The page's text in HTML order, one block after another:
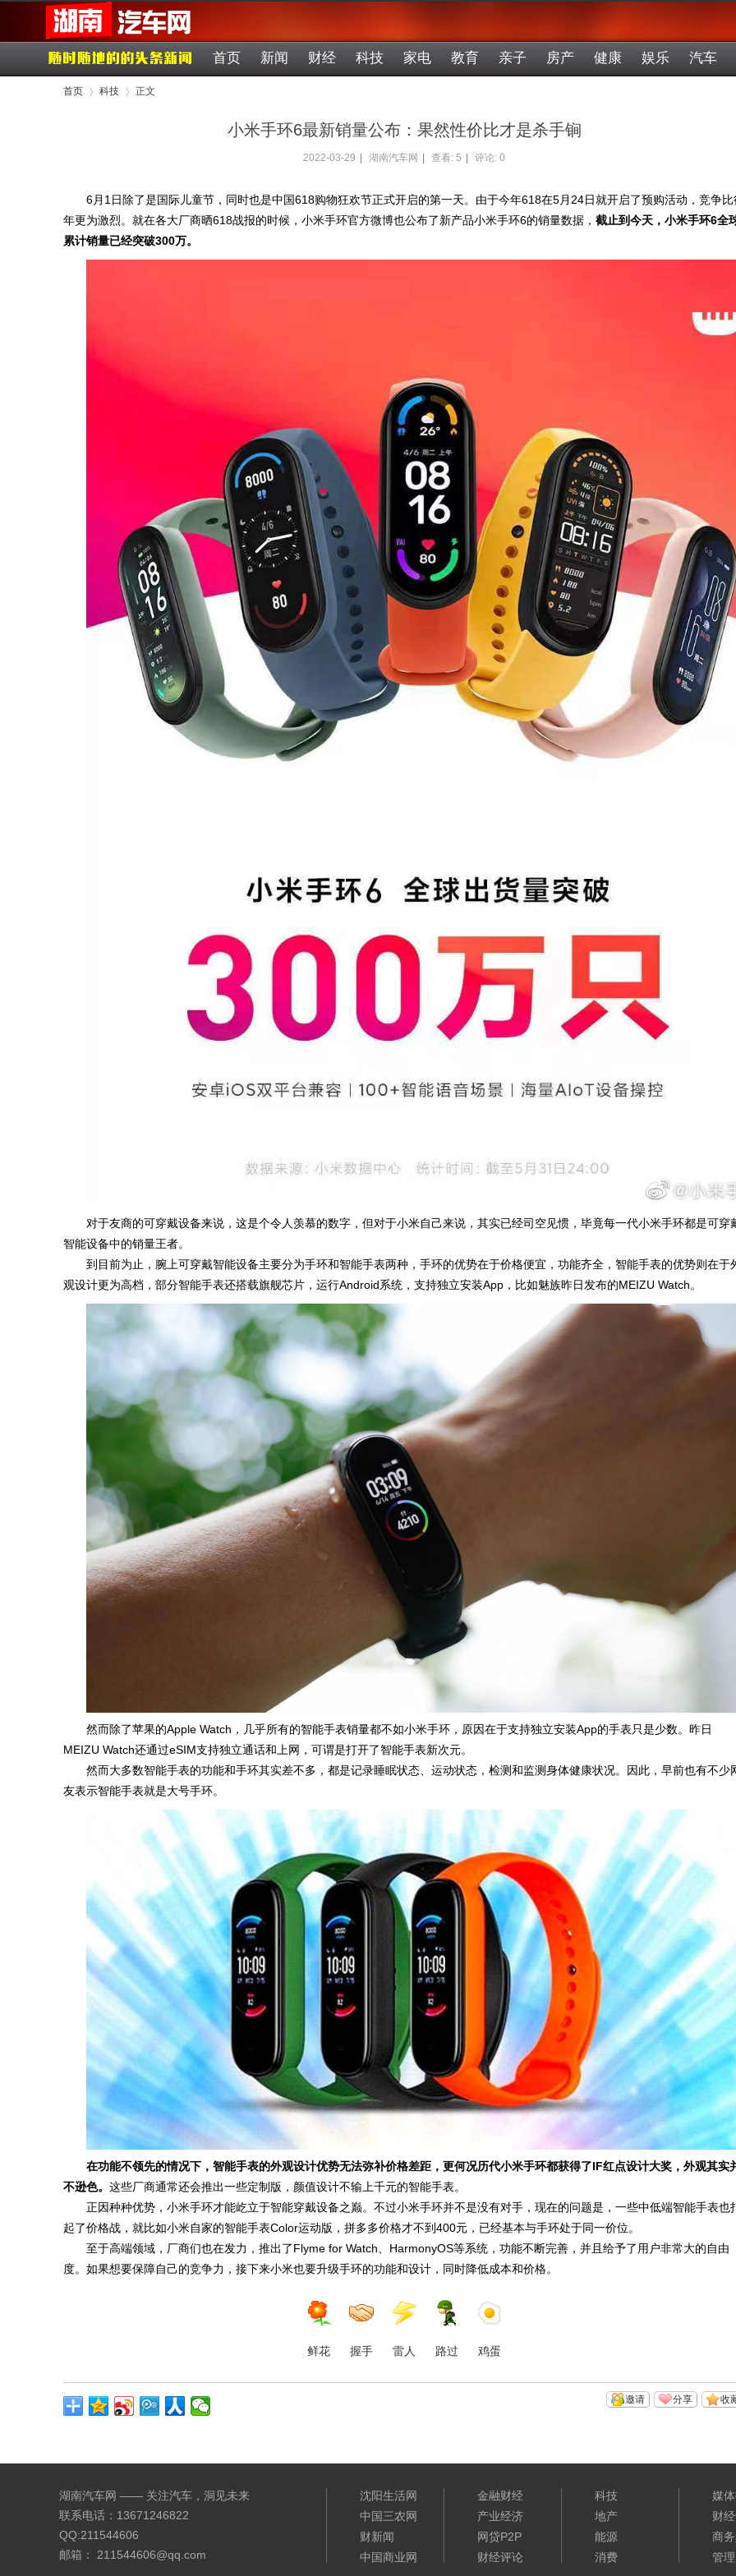
首页 新闻 财经 科技 家电 教育 亲子 房产 健康 娱乐 汽车
首页 科技 正文
小米手环6最新销量公布：果然性价比才是杀手锏
2022-03-29 湖南汽车网 查看: 5 评论: 0
6月1日除了是国际儿童节，同时也是中国618购物狂欢节正式开启的第一天。由于今年618在5月24日就开启了预购活动，竞争比
年更为激烈。就在各大厂商晒618战报的时候，小米手环官方微博也公布了新产品小米手环6的销量数据， 截止到今天，小米手环6全
累计销量已经突破300万。
对于友商的可穿戴设备来说，这是个令人羡慕的数字，但对于小米自己来说，其实已经司空见惯，毕竟每一代小米手环都是可穿
智能设备中的销量王者。
到目前为止，腕上可穿戴智能设备主要分为手环和智能手表两种，手环的优势在于价格便宜，功能齐全，智能手表的优势则在于
观设计更为高档，部分智能手表还搭载旗舰芯片，运行Android系统，支持独立安装App，比如魅族昨日发布的MEIZU Watch。
然而除了苹果的Apple Watch，几乎所有的智能手表销量都不如小米手环，原因在于支持独立安装App的手表只是少数。昨日
MEIZU Watch还通过eSIM支持独立通话和上网，可谓是打开了智能手表新次元。
然而大多数智能手表的功能和手环其实差不多，都是记录睡眠状态、运动状态，检测和监测身体健康状况。因此，早前也有不少
友表示智能手表就是大号手环。
在功能不领先的情况下，智能手表的外观设计优势无法弥补价格差距，更何况历代小米手环都获得了IF红点设计大奖，外观其实
不逊色。 这些厂商通常还会推出一些定制版，颜值设计不输上千元的智能手表。
正因种种优势，小米手环才能屹立于智能穿戴设备之巅。不过小米手环并不是没有对手，现在的问题是，一些中低端智能手表也
起了价格战，就比如小米自家的智能手表Color运动版，拼多多价格才不到400元，已经基本与手环处于同一价位。
至于高端领域，厂商们也在发力，推出了Flyme for Watch、HarmonyOS等系统，功能不断完善，并且给予了用户非常大的自由
度。如果想要保障自己的竞争力，接下来小米也要升级手环的功能和设计，同时降低成本和价格。
鲜花 握手 雷人 路过 鸡蛋
收
分享
邀请
湖南汽车网 —— 关注汽车，洞见未来
联系电话：13671246822
QQ:211544606
邮箱： 211544606@qq.com
沈阳生活网
中国三农网
财新闻
中国商业网
金融财经
产业经济
网贷P2P
财经评论
科技
地产
能源
消费
媒
财
商
管